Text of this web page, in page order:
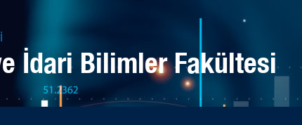
İdari Bilimler Fakültesi